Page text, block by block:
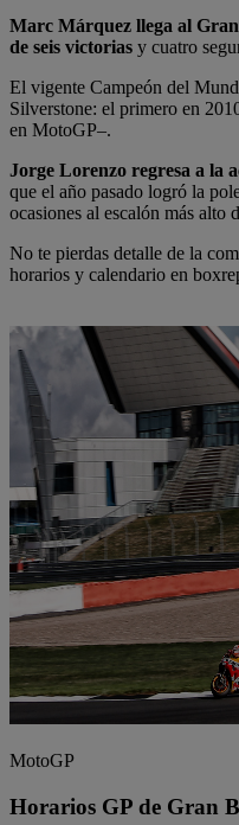
Marc Márquez llega al
de seis victorias y cuatro
El vigente Campeón del
Silverstone: el primero en
en MotoGP–.
Jorge Lorenzo regresa a la
que el año pasado logró la
ocasiones al escalón más
No te pierdas detalle de la
horarios y calendario en
MotoGP
Horarios GP de Gran